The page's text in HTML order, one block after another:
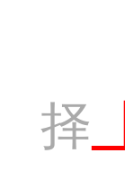
择